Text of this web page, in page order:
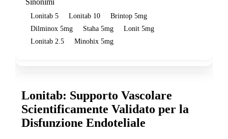
Lonitab 5 Lonitab 10
Brintop 5mg
Dilminox 5mg
Staha 5mg
Lonit 5mg
Lonitab 2.5
Minohix 5mg
Lonitab: Supporto Vascolare
Scientificamente Validato per la
Disfunzione Endoteliale